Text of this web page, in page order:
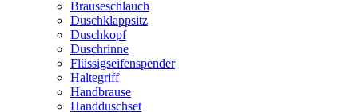
Brauseschlauch
Duschklappsitz
Duschkopf
Duschrinne
Flüssigseifenspender
Haltegriff
Handbrause
Handduschset